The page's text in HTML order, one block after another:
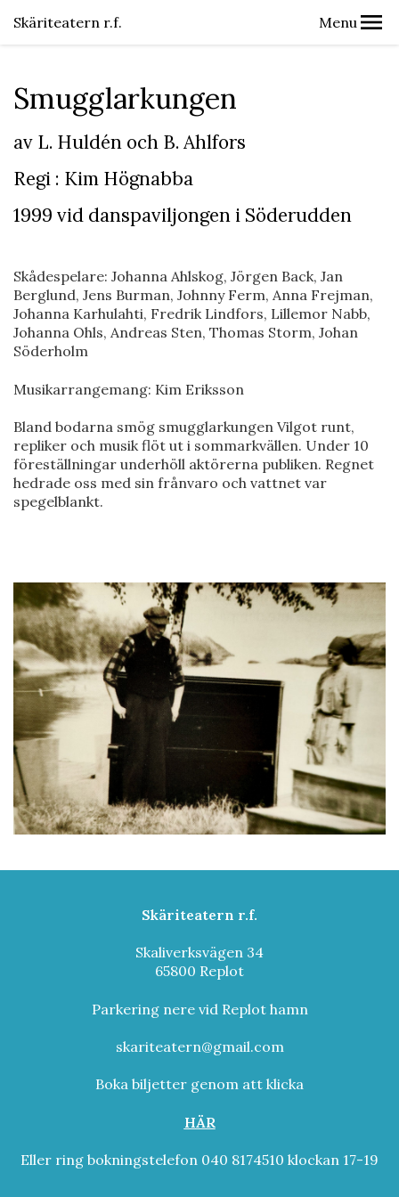
Skäriteatern r.f. Menu
Smugglarkungen
av L. Huldén och B. Ahlfors
Regi : Kim Högnabba
1999 vid danspaviljongen i Söderudden
Skådespelare: Johanna Ahlskog, Jörgen Back, Jan
Berglund, Jens Burman, Johnny Ferm, Anna Frejman,
Johanna Karhulahti, Fredrik Lindfors, Lillemor Nabb,
Johanna Ohls, Andreas Sten, Thomas Storm, Johan
Söderholm
Musikarrangemang: Kim Eriksson
Bland bodarna smög smugglarkungen Vilgot runt,
repliker och musik flöt ut i sommarkvällen. Under 10
föreställningar underhöll aktörerna publiken. Regnet
hedrade oss med sin frånvaro och vattnet var
spegelblankt.
Skäriteatern r.f.
Skaliverksvägen 34
65800 Replot
Parkering nere vid Replot hamn
skariteatern@gmail.com
Boka biljetter genom att klicka
HÄR
Eller ring bokningstelefon 040 8174510 klockan 17-19